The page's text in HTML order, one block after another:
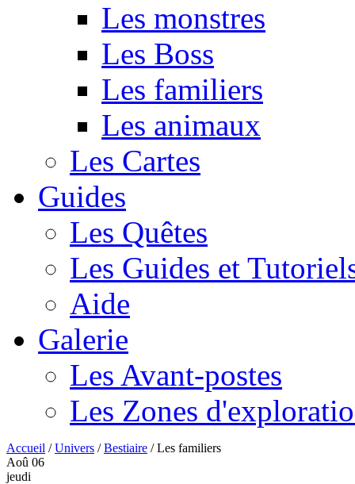
Les monstres
Les Boss
Les familiers
Les animaux
Les Cartes
Guides
Les Quêtes
Les Guides et
Aide
Galerie
Les Avant-postes
Les Zones
Accueil /Univers /Bestiaire /Les familiers
Aoû 06
jeudi